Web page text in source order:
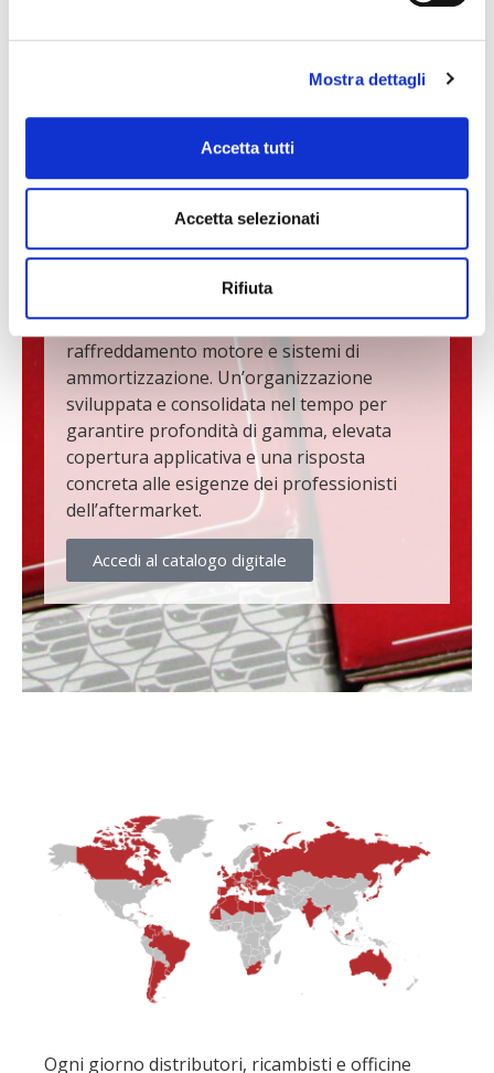
Mostra dettagli
Accetta tutti
Accetta selezionati
Rifiuta
milioni di articoli venduti ogni anno, la
nostra gamma di componenti in gomma,
precisione, copre oltre il95% del parco
circolante europeo. Dai modelli storici fino
alle più recenti generazioni di veicoli ibridi
con le nuove esigenze della mobilità.
macrofamiglie strategiche: sterzo e
sospensione, sottotelaio e motore,
raffreddamento motore e sistemi di
ammortizzazione. Un’organizzazione
sviluppata e consolidata nel tempo per
garantire profondità di gamma, elevata
copertura applicativa e una risposta
concreta alle esigenze dei professionisti
dell’aftermarket.
Accedi al catalogo digitale
Ogni giorno distributori, ricambisti e officine